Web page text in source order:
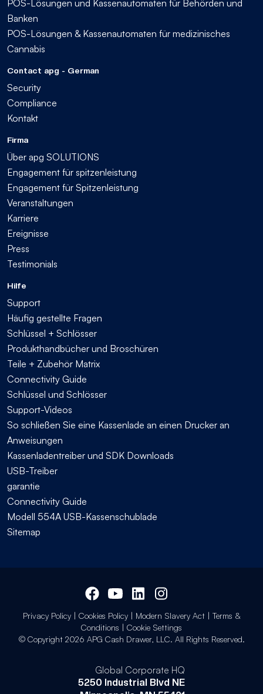
POS-Lösungen und Kassenautomaten für Behörden und
Banken
POS-Lösungen & Kassenautomaten für medizinisches
Cannabis
Contact apg - German
Security
Compliance
Kontakt
Firma
Über apg SOLUTIONS
Engagement für spitzenleistung
Engagement für Spitzenleistung
Veranstaltungen
Karriere
Ereignisse
Press
Testimonials
Hilfe
Support
Häufig gestellte Fragen
Schlüssel + Schlösser
Produkthandbücher und Broschüren
Teile + Zubehör Matrix
Connectivity Guide
Schlüssel und Schlösser
Support-Videos
So schließen Sie eine Kassenlade an einen Drucker an
Anweisungen
Kassenladentreiber und SDK Downloads
USB-Treiber
garantie
Connectivity Guide
Modell 554A USB-Kassenschublade
Sitemap
Privacy Policy| Cookies Policy| Modern Slavery Act| Terms &
Conditions | Cookie Settings
© Copyright 2026 APG Cash Drawer, LLC. All Rights Reserved.
Global Corporate HQ
5250 Industrial Blvd NE